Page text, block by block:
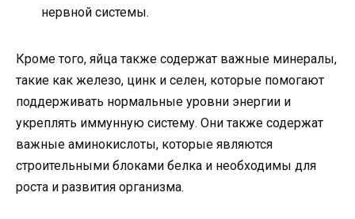
нервной системы.
Кроме того, яйца также содержат важные минералы,
такие как железо, цинк и селен, которые помогают
поддерживать нормальные уровни энергии и
укреплять иммунную систему. Они также содержат
важные аминокислоты, которые являются
строительными блоками белка и необходимы для
роста и развития организма.